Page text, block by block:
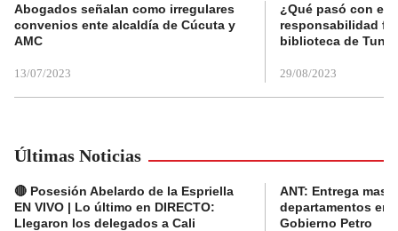
Abogados señalan como irregulares
convenios ente alcaldía de Cúcuta y
AMC
13/07/2023
¿Qué pasó con el
responsabilidad
biblioteca de
29/08/2023
Últimas Noticias
🔴 Posesión Abelardo de la Espriella
EN VIVO | Lo último en DIRECTO:
Llegaron los delegados a Cali
ANT: Entrega
departamentos en
Gobierno Petro